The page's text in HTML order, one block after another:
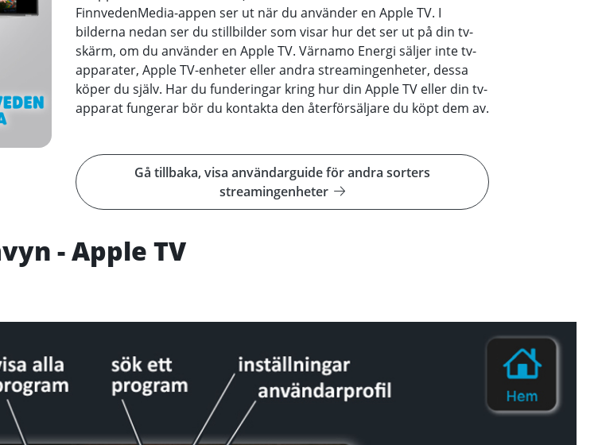
FinnvedenMedia-appen ser ut när du använder en Apple TV. I
bilderna nedan ser du stillbilder som visar hur det ser ut på din tv-
skärm, om du använder en Apple TV. Värnamo Energi säljer inte tv-
apparater, Apple TV-enheter eller andra streamingenheter, dessa
köper du själv. Har du funderingar kring hur din Apple TV eller din tv-
apparat fungerar bör du kontakta den återförsäljare du köpt dem av.
Gå tillbaka, visa användarguide för andra sorters
streamingenheter
- Apple TV